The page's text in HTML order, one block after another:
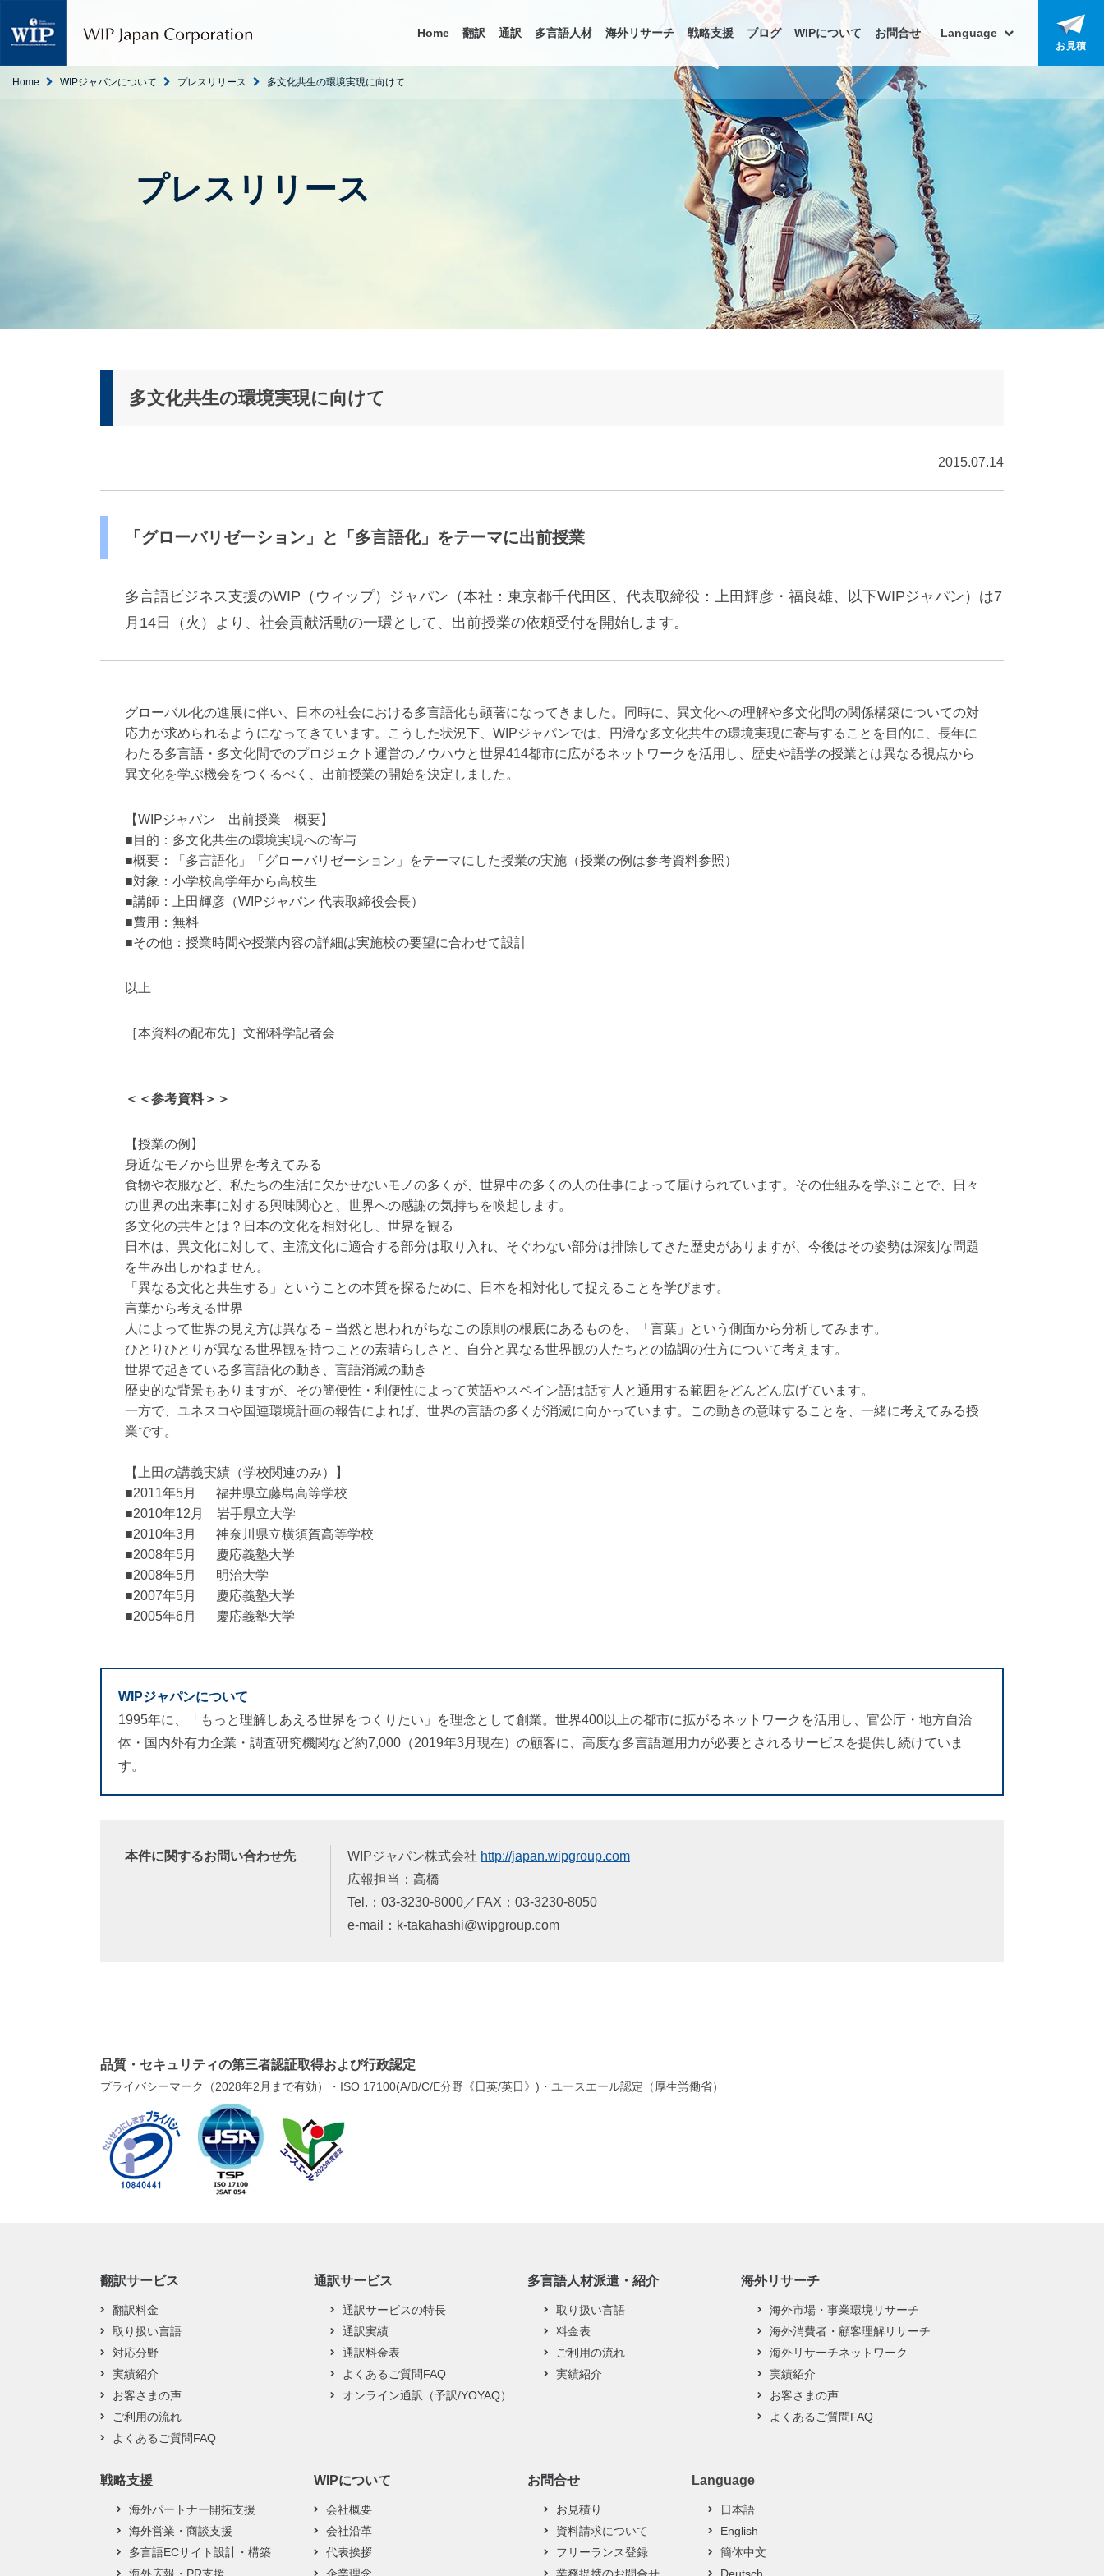
P
ャ
・
通
遣
の
ー
（
9
語
2
カ
国
対
応
Home 翻訳 通訳 多言語人材 海外リサーチ 戦略支援 ブログ WIPについて お問合せ Language
お見積
Home WIPジャパンについて プレスリリース 多文化共生の環境実現に向けて
プレスリリース
多文化共生の環境実現に向けて
2015.07.14
「グローバリゼーション」と「多言語化」をテーマに出前授業
多言語ビジネス支援のWIP（ウィップ）ジャパン（本社：東京都千代田区、代表取締役：上田輝彦・福良雄、以下WIPジャパン）は7
月14日（火）より、社会貢献活動の一環として、出前授業の依頼受付を開始します。
グローバル化の進展に伴い、日本の社会における多言語化も顕著になってきました。同時に、異文化への理解や多文化間の関係構築についての対
応力が求められるようになってきています。こうした状況下、WIPジャパンでは、円滑な多文化共生の環境実現に寄与することを目的に、長年に
わたる多言語・多文化間でのプロジェクト運営のノウハウと世界414都市に広がるネットワークを活用し、歴史や語学の授業とは異なる視点から
異文化を学ぶ機会をつくるべく、出前授業の開始を決定しました。
【WIPジャパン 出前授業 概要】
■目的：多文化共生の環境実現への寄与
■概要：「多言語化」「グローバリゼーション」をテーマにした授業の実施（授業の例は参考資料参照）
■対象：小学校高学年から高校生
■講師：上田輝彦（WIPジャパン 代表取締役会長）
■費用：無料
■その他：授業時間や授業内容の詳細は実施校の要望に合わせて設計
以上
［本資料の配布先］文部科学記者会
＜＜参考資料＞＞
【授業の例】
身近なモノから世界を考えてみる
食物や衣服など、私たちの生活に欠かせないモノの多くが、世界中の多くの人の仕事によって届けられています。その仕組みを学ぶことで、日々
の世界の出来事に対する興味関心と、世界への感謝の気持ちを喚起します。
多文化の共生とは？日本の文化を相対化し、世界を観る
日本は、異文化に対して、主流文化に適合する部分は取り入れ、そぐわない部分は排除してきた歴史がありますが、今後はその姿勢は深刻な問題
を生み出しかねません。
「異なる文化と共生する」ということの本質を探るために、日本を相対化して捉えることを学びます。
言葉から考える世界
人によって世界の見え方は異なる－当然と思われがちなこの原則の根底にあるものを、「言葉」という側面から分析してみます。
ひとりひとりが異なる世界観を持つことの素晴らしさと、自分と異なる世界観の人たちとの協調の仕方について考えます。
世界で起きている多言語化の動き、言語消滅の動き
歴史的な背景もありますが、その簡便性・利便性によって英語やスペイン語は話す人と通用する範囲をどんどん広げています。
一方で、ユネスコや国連環境計画の報告によれば、世界の言語の多くが消滅に向かっています。この動きの意味することを、一緒に考えてみる授
業です。
【上田の講義実績（学校関連のみ）】
■2011年5月 福井県立藤島高等学校
■2010年12月 岩手県立大学
■2010年3月 神奈川県立横須賀高等学校
■2008年5月 慶応義塾大学
■2008年5月 明治大学
■2007年5月 慶応義塾大学
■2005年6月 慶応義塾大学
WIPジャパンについて
1995年に、「もっと理解しあえる世界をつくりたい」を理念として創業。世界400以上の都市に拡がるネットワークを活用し、官公庁・地方自治
体・国内外有力企業・調査研究機関など約7,000（2019年3月現在）の顧客に、高度な多言語運用力が必要とされるサービスを提供し続けていま
す。
本件に関するお問い合わせ先 WIPジャパン株式会社 http://japan.wipgroup.com
広報担当：高橋
Tel.：03-3230-8000／FAX：03-3230-8050
e-mail：k-takahashi@wipgroup.com
品質・セキュリティの第三者認証取得および行政認定
プライバシーマーク（2028年2月まで有効）・ISO 17100(A/B/C/E分野《日英/英日》)・ユースエール認定（厚生労働省）
翻訳サービス
翻訳料金
取り扱い言語
対応分野
実績紹介
お客さまの声
ご利用の流れ
よくあるご質問FAQ
通訳サービス
通訳サービスの特長
通訳実績
通訳料金表
よくあるご質問FAQ
オンライン通訳（予訳/YOYAQ）
多言語人材派遣・紹介
取り扱い言語
料金表
ご利用の流れ
実績紹介
海外リサーチ
海外市場・事業環境リサーチ
海外消費者・顧客理解リサーチ
海外リサーチネットワーク
実績紹介
お客さまの声
よくあるご質問FAQ
戦略支援
海外パートナー開拓支援
海外営業・商談支援
多言語ECサイト設計・構築
WIPについて
会社概要
会社沿革
代表挨拶
お問合せ
お見積り
資料請求について
フリーランス登録
Language
日本語
English
簡体中文